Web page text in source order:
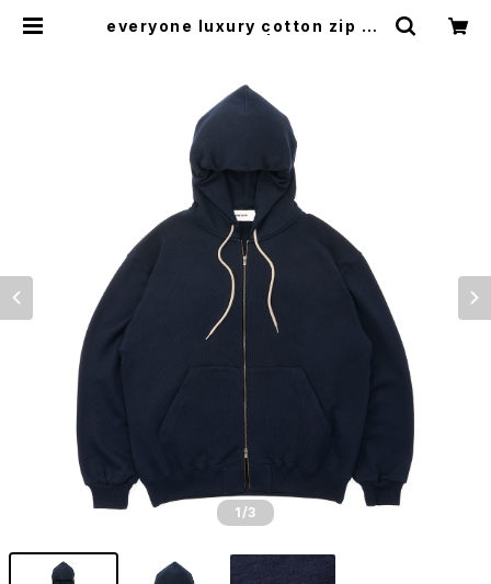
everyone luxury cotton zip up
1 /3